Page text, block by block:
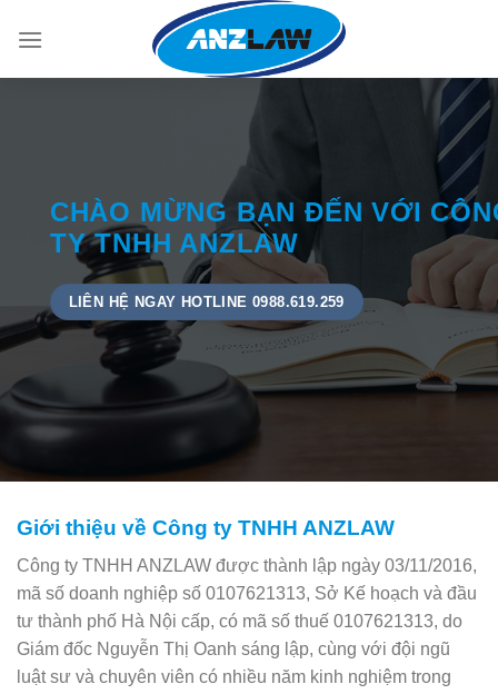
CHÀO MỪNG BẠN ĐẾN VỚI
TY TNHH ANZLAW
LIÊN HỆ NGAY HOTLINE 0988.619.259
Giới thiệu về Công ty TNHH ANZLAW
Công ty TNHH ANZLAW được thành lập ngày 03/11/2016,
mã số doanh nghiệp số 0107621313, Sở Kế hoạch và đầu
tư thành phố Hà Nội cấp, có mã số thuế 0107621313, do
Giám đốc Nguyễn Thị Oanh sáng lập, cùng với đội ngũ
luật sư và chuyên viên có nhiều năm kinh nghiệm trong